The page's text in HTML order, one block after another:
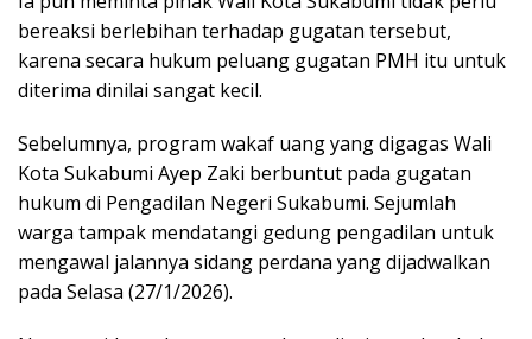
bereaksi berlebihan terhadap gugatan tersebut,
karena secara hukum peluang gugatan PMH itu untuk
diterima dinilai sangat kecil.
Sebelumnya, program wakaf uang yang digagas Wali
Kota Sukabumi Ayep Zaki berbuntut pada gugatan
hukum di Pengadilan Negeri Sukabumi. Sejumlah
warga tampak mendatangi gedung pengadilan untuk
mengawal jalannya sidang perdana yang dijadwalkan
pada Selasa (27/1/2026).